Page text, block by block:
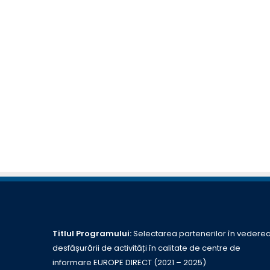
Titlul Programului:Selectarea partenerilor în
desfășurării de activități în calitate de centre de
informare EUROPE DIRECT (2021 – 2025)